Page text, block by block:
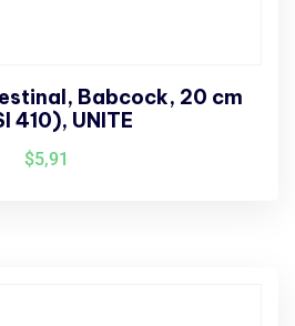
Babcock, 20 cm
410), UNITE
$5,91